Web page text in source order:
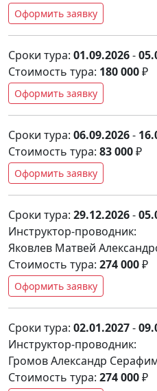
Оформить заявку
Сроки тура: 01.09.2026-
Стоимость тура: 180 000₽
Оформить заявку
Сроки тура: 06.09.2026-
Стоимость тура: 83 000₽
Оформить заявку
Сроки тура: 29.12.2026-
Инструктор-проводник:
Яковлев Матвей
Стоимость тура: 274 000₽
Оформить заявку
Сроки тура: 02.01.2027-
Инструктор-проводник:
Громов Александр
Стоимость тура: 274 000₽